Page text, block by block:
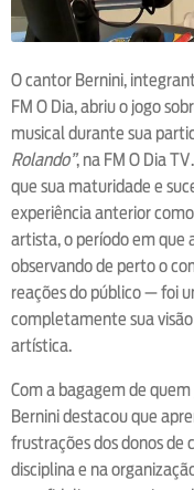
O cantor Bernini,
FM O Dia, abriu o jogo
musical durante sua
Rolando”, na FM O Dia
que sua maturidade e
experiência anterior
artista, o período em que
observando de perto o
reações do público — foi
completamente sua
artística.
Com a bagagem de
Bernini destacou que
frustrações dos donos de
disciplina e na